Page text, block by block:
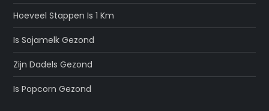
Hoeveel Stappen Is 1 Km
Is Sojamelk Gezond
Zijn Dadels Gezond
Is Popcorn Gezond